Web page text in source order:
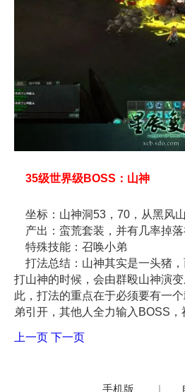
35级世界级BOSS：山神
坐标：山神洞53，70，从黑风山
产出：蛮荒套装，并有几率掉落
特殊技能：召唤小弟
打法总结：山神其实是一头猪
打山神的时候，会由群殴山神演
此，打法的重点在于必须要有一
弟引开，其他人全力输入BOSS，
上一页 下一页
手机版 |